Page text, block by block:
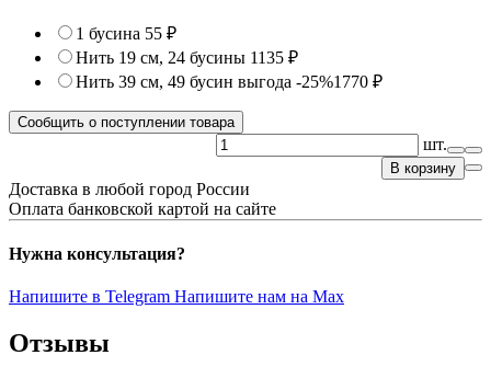
1 бусина 55 ₽
Нить 19 см, 24 бусины 1135 ₽
Нить 39 см, 49 бусин выгода -25%1770 ₽
Сообщить о поступлении товара
шт.
В корзину
Доставка в любой город России
Оплата банковской картой на сайте
Нужна консультация?
Напишите в Telegram Напишите нам на Max
Отзывы